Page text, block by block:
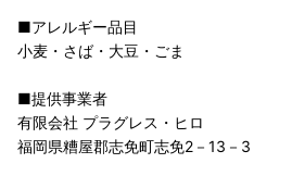
■アレルギー品目
小麦・さば・大豆・ごま
■提供事業者
有限会社 プラグレス・ヒロ
福岡県糟屋郡志免町志免2－13－3